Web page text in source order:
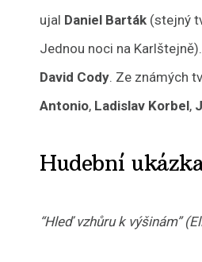
ujal Daniel Barták (stejný
Jednou noci na
David Cody. Ze známých
Antonio, Ladislav Korbel,
Hudební
“Hleď vzhůru k výšinám”